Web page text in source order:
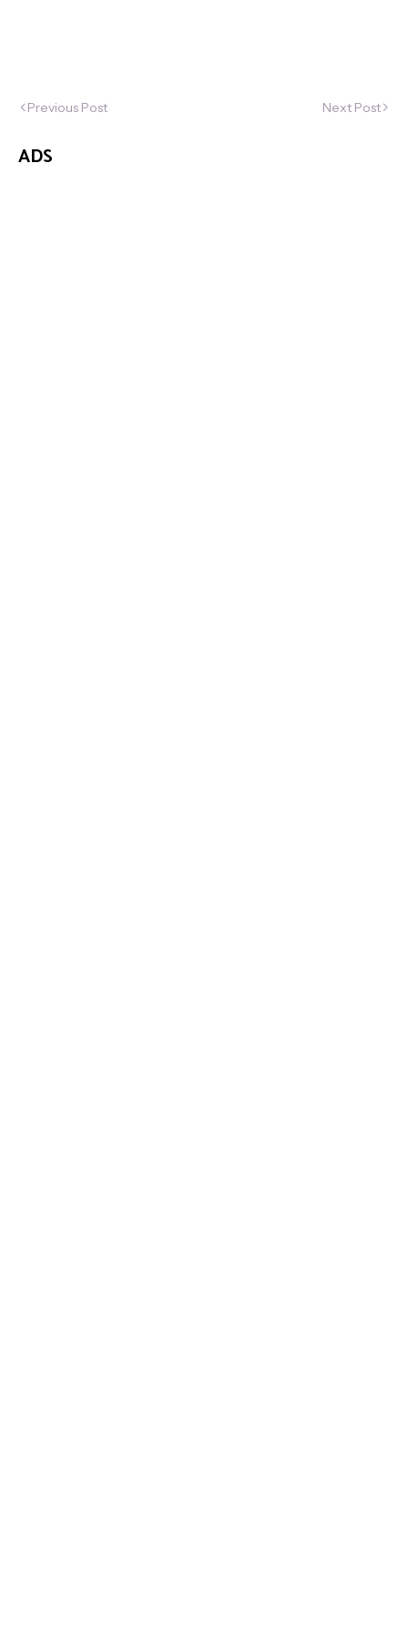
Previous Post Next Post
ADS